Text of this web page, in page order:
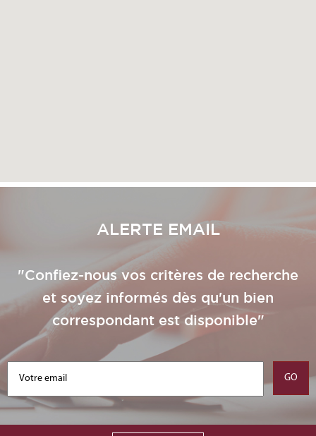
ALERTE EMAIL
"Confiez-nous vos critères de recherche
et soyez informés dès qu'un bien
correspondant est disponible"